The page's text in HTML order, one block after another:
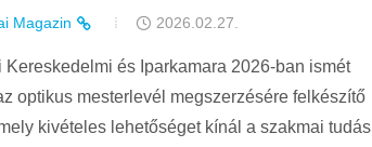
Magazin 2026.02.27.
Kereskedelmi és Iparkamara 2026-ban ismét
optikus mesterlevél megszerzésére felkészítő
kivételes lehetőséget kínál a szakmai tudás